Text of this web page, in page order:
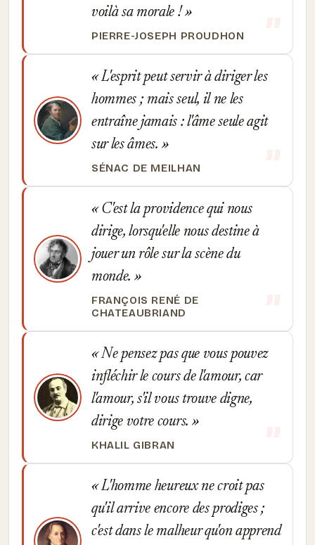
voilà sa morale !
PIERRE-JOSEPH PROUDHON
L'esprit peut servir à diriger les
hommes ; mais seul, il ne les
entraîne jamais : l'âme seule agit
sur les âmes.
SÉNAC DE MEILHAN
C'est la providence qui nous
dirige, lorsqu'elle nous destine à
jouer un rôle sur la scène du
monde.
FRANÇOIS RENÉ DE
CHATEAUBRIAND
Ne pensez pas que vous pouvez
infléchir le cours de l'amour, car
l'amour, s'il vous trouve digne,
dirige votre cours.
KHALIL GIBRAN
L'homme heureux ne croit pas
qu'il arrive encore des prodiges ;
c'est dans le malheur qu'on apprend